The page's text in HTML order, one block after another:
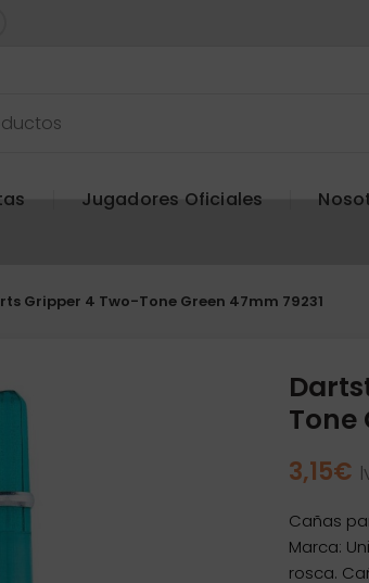
Jugadores Oficiales
Gripper 4 Two-Tone Green 47mm 79231
Tone
3,15€
Cañas
Marca:
rosca.